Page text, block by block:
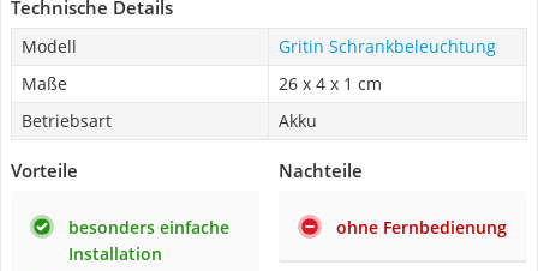
Technische Details
Modell
Gritin Schrankbeleuchtung
Maße
26 x 4 x 1 cm
Betriebsart
Akku
Vorteile
besonders einfache
Installation
Nachteile
ohne Fernbedienung